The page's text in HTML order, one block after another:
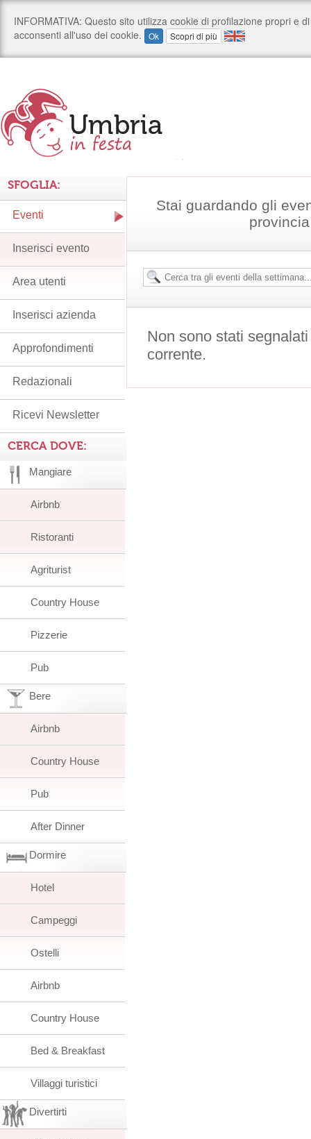
Stai guardando gli
Non sono stati
corrente.
SFOGLIA:
Eventi
Inserisci evento
Area utenti
Inserisci azienda
Approfondimenti
Redazionali
Ricevi Newsletter
CERCA DOVE:
Mangiare
Airbnb
Ristoranti
Agriturist
Country House
Pizzerie
Pub
Bere
Airbnb
Country House
Pub
After Dinner
Dormire
Hotel
Campeggi
Ostelli
Airbnb
Country House
Bed & Breakfast
Villaggi turistici
Divertirti